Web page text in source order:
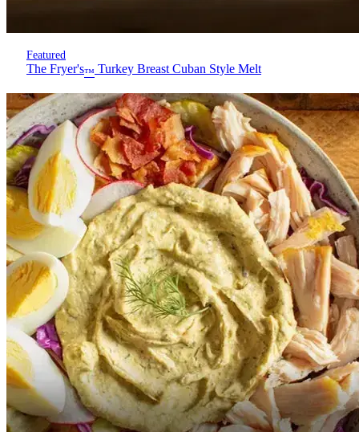
Featured
The Fryer's™ Turkey Breast Cuban Style Melt